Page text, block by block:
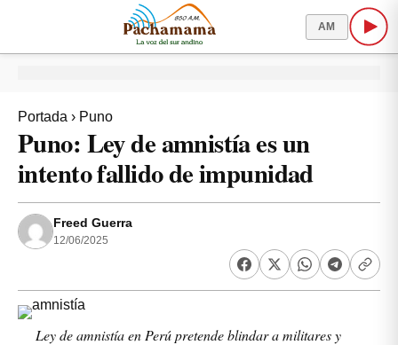
AM
Portada › Puno
Puno: Ley de amnistía es un
intento fallido de impunidad
Freed Guerra
12/06/2025
Ley de amnistía en Perú pretende blindar a militares y